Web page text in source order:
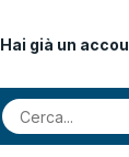
Hai già un